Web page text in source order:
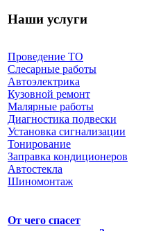
Наши услуги
Проведение ТО
Слесарные работы
Автоэлектрика
Кузовной ремонт
Малярные работы
Диагностика подвески
Установка сигнализации
Тонирование
Заправка кондиционеров
Автостекла
Шиномонтаж
От чего спасет